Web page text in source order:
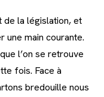
de la législation, et
une main courante.
l’on se retrouve
fois. Face à
bredouille nous